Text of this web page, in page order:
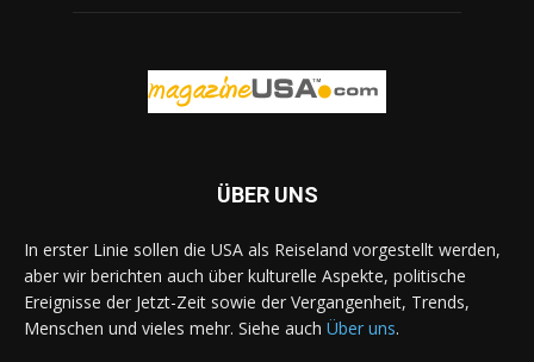
ÜBER UNS
In erster Linie sollen die USA als Reiseland vorgestellt werden,
aber wir berichten auch über kulturelle Aspekte, politische
Ereignisse der Jetzt-Zeit sowie der Vergangenheit, Trends,
Menschen und vieles mehr. Siehe auch Über uns.